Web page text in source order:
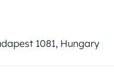
1081, Hungary